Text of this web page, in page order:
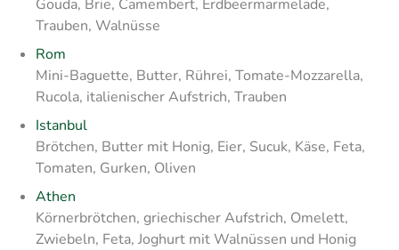
Gouda, Brie, Camembert, Erdbeermarmelade,
Trauben, Walnüsse
Rom
Mini-Baguette, Butter, Rührei, Tomate-Mozzarella,
Rucola, italienischer Aufstrich, Trauben
Istanbul
Brötchen, Butter mit Honig, Eier, Sucuk, Käse, Feta,
Tomaten, Gurken, Oliven
Athen
Körnerbrötchen, griechischer Aufstrich, Omelett,
Zwiebeln, Feta, Joghurt mit Walnüssen und Honig